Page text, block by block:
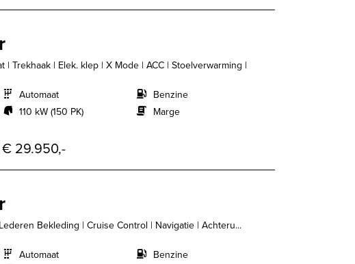
| Trekhaak | Elek. klep | X Mode | ACC | Stoelverwarming |
Automaat
110 kW (150 PK)
Benzine
Marge
€ 29.950,-
Bekleding | Cruise Control | Navigatie | Achteru...
Automaat
Benzine